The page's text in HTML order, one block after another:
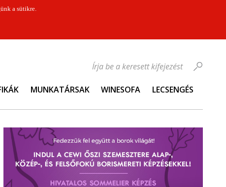
a sütikre.
MUNKATÁRSAK WINESOFA LECSENGÉS
Írja be a keresett kifejezést